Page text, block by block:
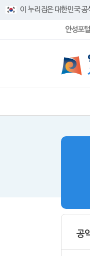
바로넘어가기 메뉴
이 누리집은 대한민국
안성포털
공